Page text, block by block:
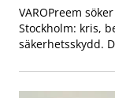
VAROPreem
Stockholm: kris,
säkerhetsskydd.